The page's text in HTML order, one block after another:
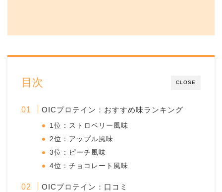
CLOSE
目次
OICプロテイン：おすすめ味ランキング
1位：ストロベリー風味
2位：アップル風味
3位：ピーチ風味
4位：チョコレート風味
OICプロテイン：口コミ